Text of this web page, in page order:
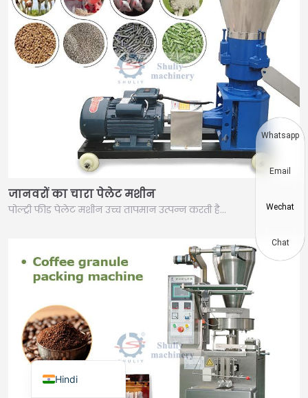
जानवरों का चारा पेलेट मशीन
पोल्ट्री फीड पेलेट मशीन उच्च तापमान उत्पन्न करती है…
Hindi
English
Arabic
French
Portuguese
Chinese
Korean
Japanese
Vietnamese
Turkish
Swahili
Urdu
Whatsapp
Email
Wechat
Chat